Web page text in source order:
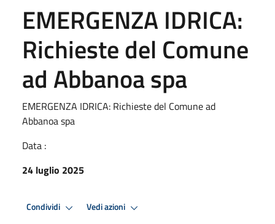
EMERGENZA IDRICA:
Richieste del Comune
ad Abbanoa spa
EMERGENZA IDRICA: Richieste del Comune ad
Abbanoa spa
Data :
24 luglio 2025
Condividi Vedi azioni